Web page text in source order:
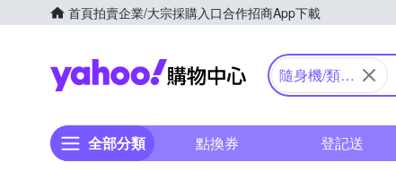
首頁拍賣企業/大宗採購入口合作招商App下載
Yahoo購物中心
隨身機/類單
全部分類 點換券 登記送